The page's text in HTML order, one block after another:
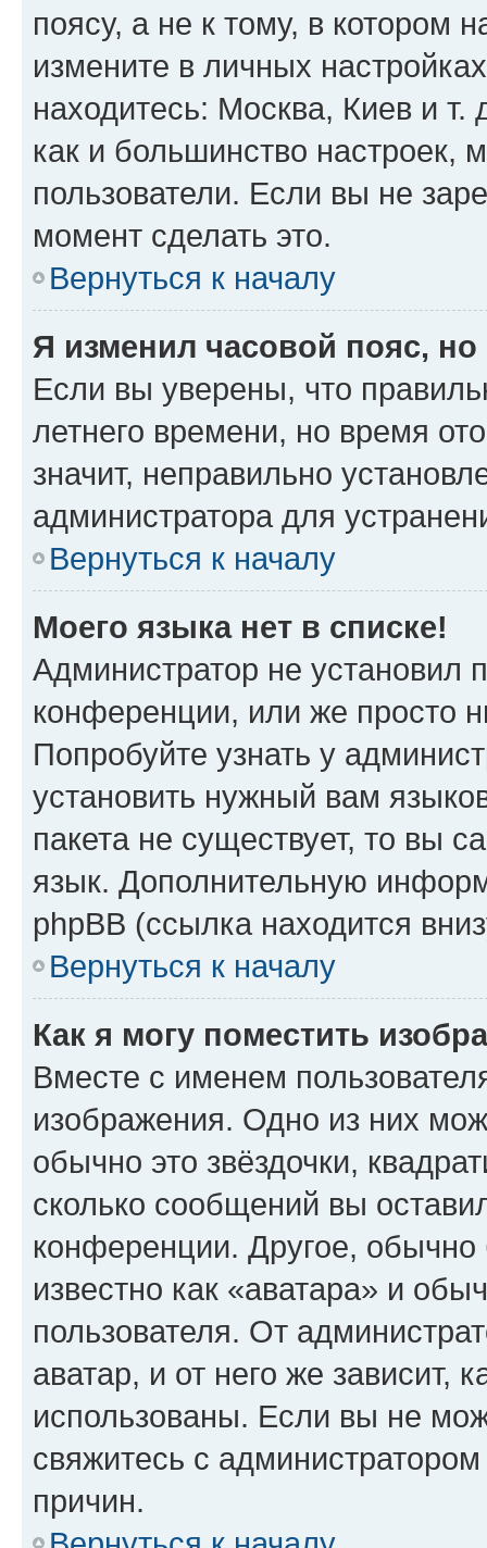
поясу, а не к тому, в котором
измените в личных
находитесь: Москва, Киев и т.
как и большинство настроек,
пользователи. Если вы не
момент сделать это.
Вернуться к началу
Я изменил часовой пояс,
Если вы уверены, что
летнего времени, но время
значит, неправильно
администратора для
Вернуться к началу
Моего языка нет в списке!
Администратор не установил
конференции, или же просто
Попробуйте узнать у
установить нужный вам
пакета не существует, то вы
язык. Дополнительную
phpBB (ссылка находится
Вернуться к началу
Как я могу поместить
Вместе с именем
изображения. Одно из них
обычно это звёздочки,
сколько сообщений вы
конференции. Другое,
известно как «аватара» и
пользователя. От
аватар, и от него же зависит,
использованы. Если вы не
свяжитесь с
причин.